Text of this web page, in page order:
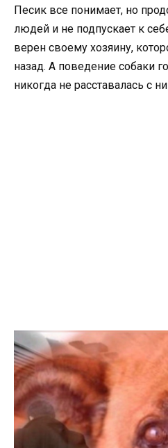
Песик все понимает, но
людей и не подпускает к
верен своему хозяину,
назад. А поведение собаки
никогда не расставалась с